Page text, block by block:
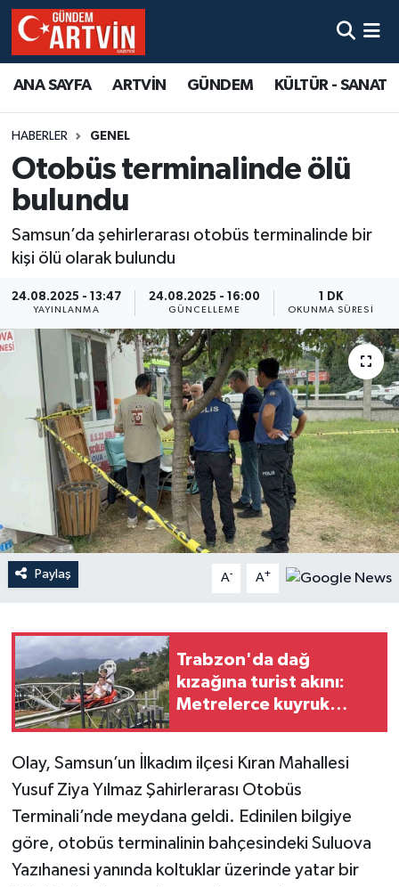
ANA SAYFA ARTVİN GÜNDEM KÜLTÜR - SANAT
HABERLER GENEL
Otobüs terminalinde ölü
bulundu
Samsun’da şehirlerarası otobüs terminalinde bir
kişi ölü olarak bulundu
24.08.2025 - 13:47
YAYINLANMA
24.08.2025 - 16:00
GÜNCELLEME
1 DK
OKUNMA SÜRESI
Paylaş A- A+
Trabzon'da dağ
kızağına turist akını:
Metrelerce kuyruk
Olay, Samsun’un İlkadım ilçesi Kıran Mahallesi
Yusuf Ziya Yılmaz Şahirlerarası Otobüs
Terminali’nde meydana geldi. Edinilen bilgiye
göre, otobüs terminalinin bahçesindeki Suluova
Yazıhanesi yanında koltuklar üzerinde yatar bir